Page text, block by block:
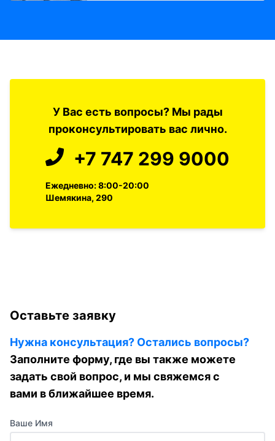
У Вас есть вопросы? Мы рады
проконсультировать вас лично.
+7 747 299 9000
Ежедневно: 8:00-20:00
Шемякина, 290
Оставьте заявку
Нужна консультация? Остались вопросы?
Заполните форму, где вы также можете
задать свой вопрос, и мы свяжемся с
вами в ближайшее время.
Ваше Имя